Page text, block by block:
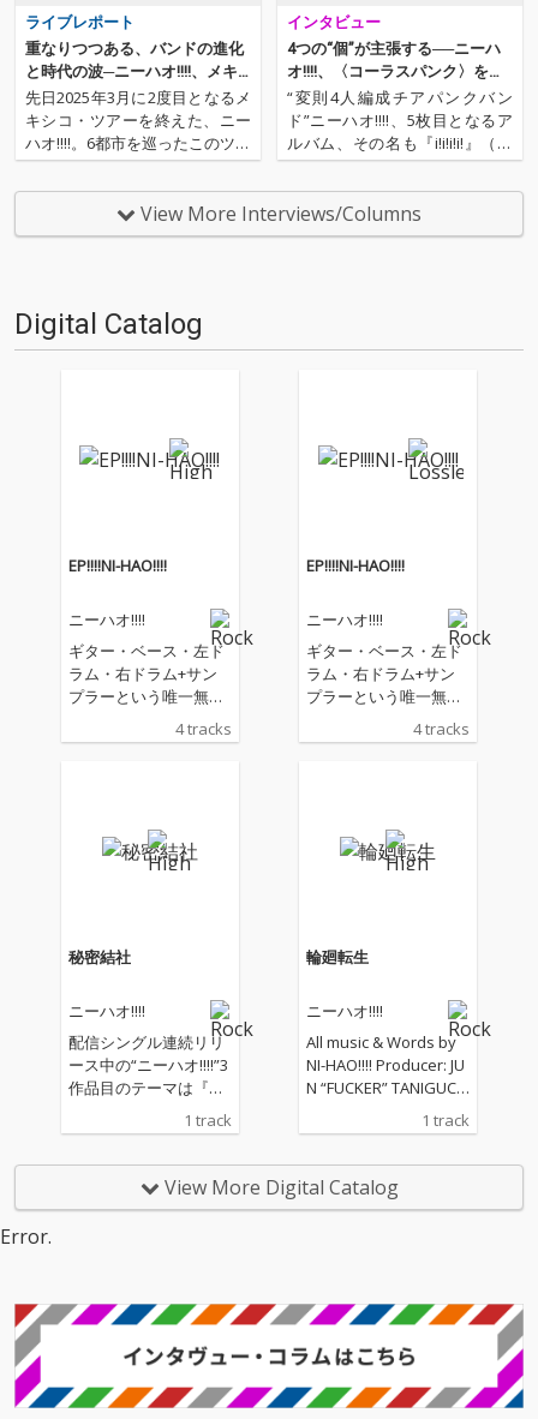
ライブレポート
重なりつつある、バンドの進化
と時代の波─ニーハオ!!!!、メキ
シコ・ツアーを振り返る
先日2025年3月に2度目となるメ
キシコ・ツアーを終えた、ニー
ハオ!!!!。6都市を巡ったこのツア
ーの旅について語ってもらった
インタヴューを公開! メキシコと
いう日本から遠く離れた地での
ライヴの反応とは? 現地でのラ
インタビュー
4つの“個”が主張する──ニーハ
オ!!!!、〈コーラスパンク〉を高
らかに叫ぶ最新作
“変則4人編成チアパンクバン
ド”ニーハオ!!!!、5枚目となるア
ルバム、その名も『i!i!i!i!』（ア
イアイアイアイ）をリリース! O
TOTOYでは来週4月5日のリリー
スに先駆け、1週間先行＆デジ
タル・ブックレット付きで配信
View More Interviews/Columns
Digital Catalog
EP!!!!NI-HAO!!!!
ニーハオ!!!!
ギター・ベース・左ド
ラム・右ドラム+サン
プラーという唯一無二
の変則4人編成チアパ
ンクバンド、ニーハ
ザリアをも虜にした
「MATSURI-SHAKE」
内弁慶リリックをベー
スYELLOW MIWAKOが
オ!!!!流NO WAVE「Inne
r BK」、神奈川県央No.
1ロック・ボーカリス
トDEATHROとの共作ハ
ESTROYS CUSTOM
といった4曲の配信が
4 tracks
EP!!!!NI-HAO!!!!
ニーハオ!!!!
ギター・ベース・左ド
ラム・右ドラム+サン
プラーという唯一無二
の変則4人編成チアパ
ンクバンド、ニーハ
ザリアをも虜にした
「MATSURI-SHAKE」
内弁慶リリックをベー
スYELLOW MIWAKOが
オ!!!!流NO WAVE「Inne
r BK」、神奈川県央No.
1ロック・ボーカリス
トDEATHROとの共作ハ
ESTROYS CUSTOM
といった4曲の配信が
4 tracks
秘密結社
ニーハオ!!!!
配信シングル連続リリ
ース中の“ニーハオ!!!!”3
作品目のテーマは『誰
4人編成チアパンクバ
「秘密結社」は疾走感
のあるエイトビートの
ンパニから始まるイン
つも、全体的にはバン
ドサウンドを主体とし
た楽曲に仕上がってい
1 track
輪廻転生
ニーハオ!!!!
All music & Words by
NI-HAO!!!! Producer: JU
N “FUCKER” TANIGUCH
ng&mixing engineer: T
ng engineer: Soichiro
Nakamura(PEACE MU
ONⅢ
1 track
View More Digital Catalog
Error.